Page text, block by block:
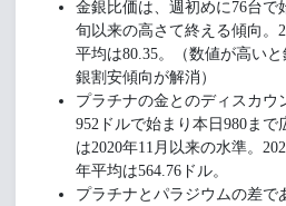
金銀比価は、週初めに76台で
旬以来の高さて終える傾向。
平均は80.35。（数値が高い
銀割安傾向が解消）
プラチナの金とのディスカウ
952ドルで始まり本日980ま
は2020年11月以来の水準。
年平均は564.76ドル。
プラチナとパラジウムの差で